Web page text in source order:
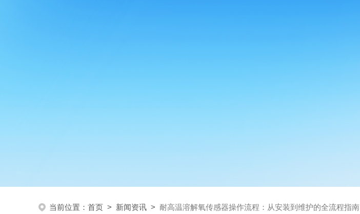
当前位置： 首页 > 新闻资讯 > 耐高温溶解氧传感器操作流程：从安装到维护的全流程指南